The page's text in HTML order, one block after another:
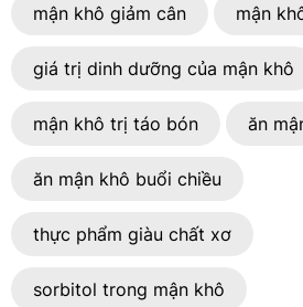
mận khô giảm cân mận
giá trị dinh dưỡng của mận khô
mận khô trị táo bón ăn
ăn mận khô buổi chiều
thực phẩm giàu chất xơ
sorbitol trong mận khô